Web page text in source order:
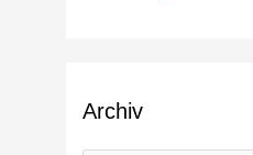
Archiv